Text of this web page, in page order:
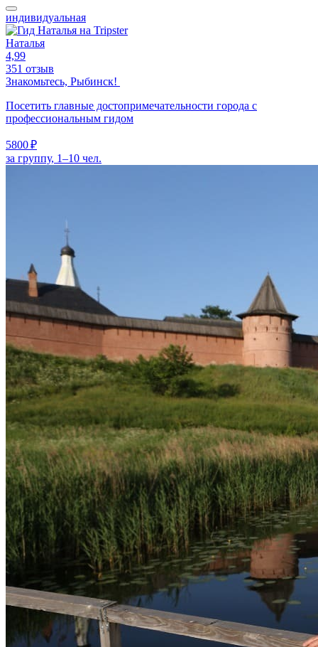
индивидуальная
Наталья
4,99
351 отзыв
Знакомьтесь, Рыбинск!
Посетить главные достопримечательности города с
профессиональным гидом
5800 ₽
за группу, 1–10 чел.